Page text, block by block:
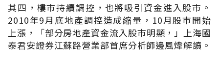
其四，樓巿持續調控，也將吸引資金進入股巿。
2010年9月底地產調控造成縮量，10月股巿開始
上漲，「部分房地產資金流入股市明顯，」上海國
泰君安證券江蘇路營業部首席分析師邊風煒解讀。